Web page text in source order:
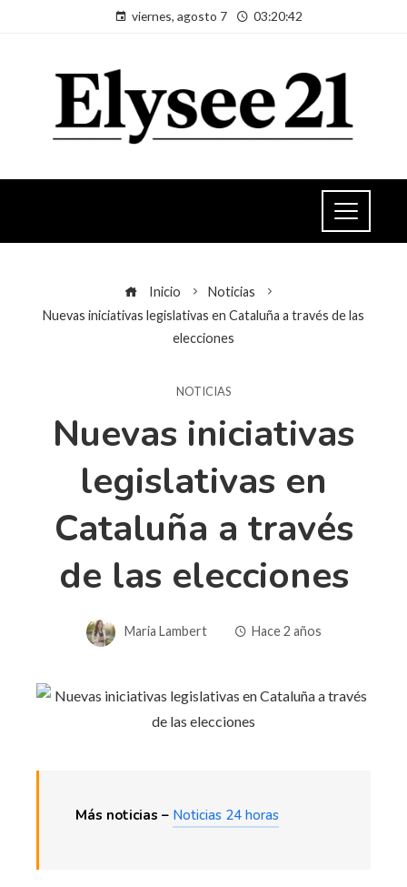
viernes, agosto 7 03:20:42
Inicio
Noticias
Nuevas iniciativas legislativas en Cataluña a través de las
elecciones
NOTICIAS
Nuevas iniciativas
legislativas en
Cataluña a través
de las elecciones
Maria Lambert Hace 2 años
Más noticias – Noticias 24 horas